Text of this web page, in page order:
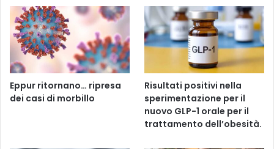
Eppur ritornano… ripresa
dei casi di morbillo
Risultati positivi nella
sperimentazione per il
nuovo GLP-1 orale per il
trattamento dell’obesità.